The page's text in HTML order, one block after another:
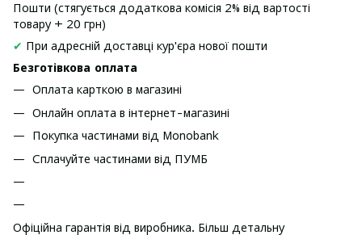
Пошти (стягується додаткова комісія 2% від вартості
товару + 20 грн)
✔ При адресній доставці кур'єра нової пошти
Безготівкова оплата
Оплата карткою в магазині
Онлайн оплата в інтернет-магазині
Покупка частинами від Monobank
Сплачуйте частинами від ПУМБ
Офіційна гарантія від виробника. Більш детальну